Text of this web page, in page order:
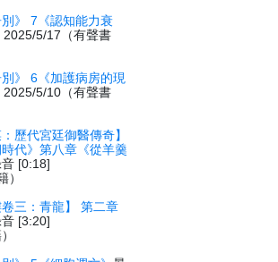
別》 7《認知能力衰
5/17（有聲書
別》 6《加護病房的現
5/10（有聲書
：歷代宮廷御醫傳奇】
代》第八章《從羊羹
[0:18]
）
卷三：青龍】 第二章
[3:20]